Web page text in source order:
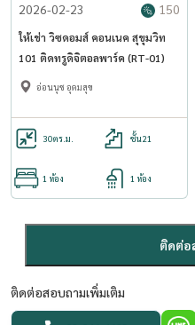
2026-02-23 150
ให้เช่า วิซดอมส์ คอนเนค สุขุมวิท
101 ติดทรูดิจิตอลพาร์ค (RT-01)
อ่อนนุช อุดมสุข
30ตร.ม. ชั้น21
1 ห้อง 1 ห้อง
ติดต่อ
ติดต่อสอบถามเพิ่มเติม